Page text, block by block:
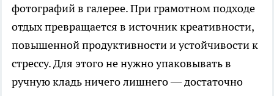
фотографий в галерее. При грамотном подходе
отдых превращается в источник креативности,
повышенной продуктивности и устойчивости к
стрессу. Для этого не нужно упаковывать в
ручную кладь ничего лишнего — достаточно